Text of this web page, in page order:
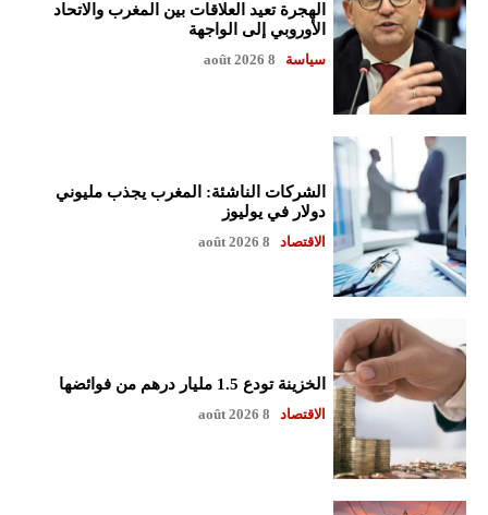
الهجرة تعيد العلاقات بين المغرب والاتحاد
الأوروبي إلى الواجهة
سياسة 8 août 2026
الشركات الناشئة: المغرب يجذب مليوني
دولار في يوليوز
الاقتصاد 8 août 2026
الخزينة تودع 1.5 مليار درهم من فوائضها
الاقتصاد 8 août 2026